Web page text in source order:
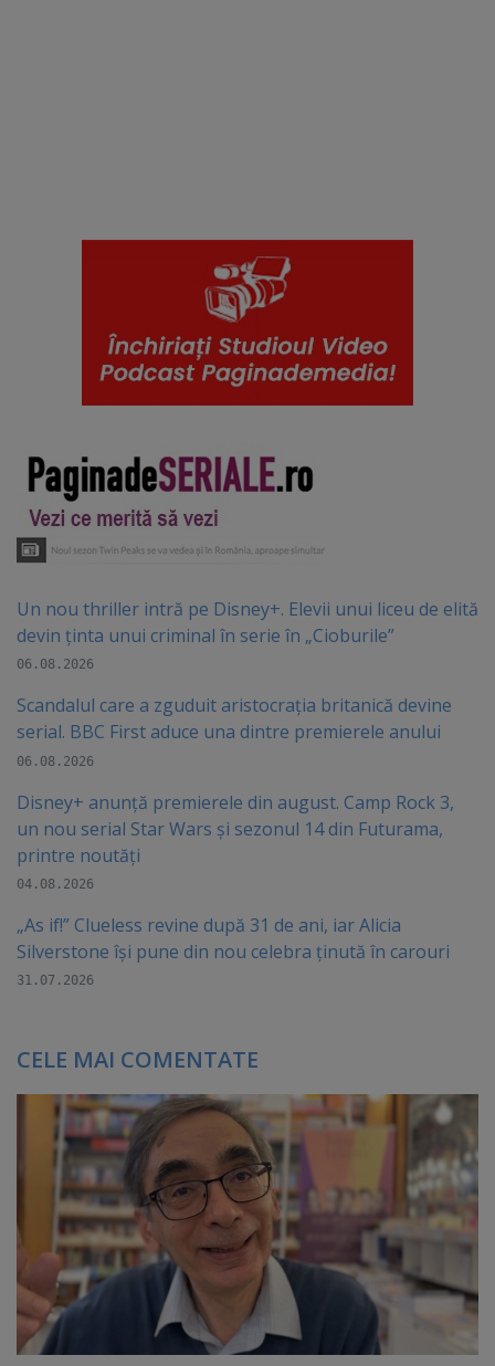
Un nou thriller intră pe Disney+. Elevii unui liceu de elită
devin ținta unui criminal în serie în „Cioburile”
06.08.2026
Scandalul care a zguduit aristocrația britanică devine
serial. BBC First aduce una dintre premierele anului
06.08.2026
Disney+ anunță premierele din august. Camp Rock 3,
un nou serial Star Wars și sezonul 14 din Futurama,
printre noutăți
04.08.2026
„As if!” Clueless revine după 31 de ani, iar Alicia
Silverstone își pune din nou celebra ținută în carouri
31.07.2026
CELE MAI COMENTATE